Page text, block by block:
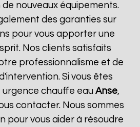
nouveaux équipements.
des garanties sur
pour vous apporter une
Nos clients satisfaits
professionnalisme et de
Si vous êtes
urgence chauffe eauAnse,
contacter. Nous sommes
pour vous aider à résoudre